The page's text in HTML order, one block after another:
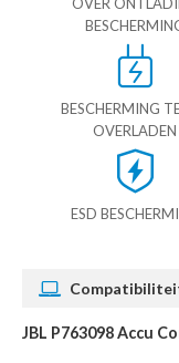
OVER
BESCHERMING
OVERLADEN
ESD
JBL P763098 Accu